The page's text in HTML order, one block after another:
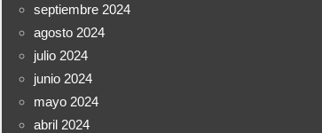
septiembre 2024
agosto 2024
julio 2024
junio 2024
mayo 2024
abril 2024